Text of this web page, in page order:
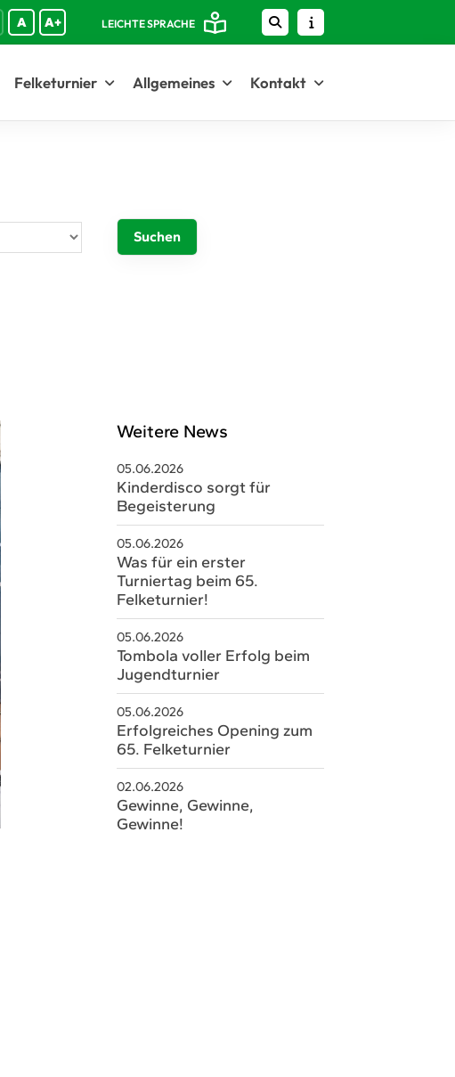
A A+ LEICHTE SPRACHE
Felketurnier Allgemeines Kontakt
Weitere News
05.06.2026
Kinderdisco sorgt für
Begeisterung
05.06.2026
Was für ein erster
Turniertag beim 65.
Felketurnier!
05.06.2026
Tombola voller Erfolg beim
Jugendturnier
05.06.2026
Erfolgreiches Opening zum
65. Felketurnier
02.06.2026
Gewinne, Gewinne,
Gewinne!
Geschäftsstelle
HSV Sobernheim e.V.
Zum Staaren 26
55566 Bad Sobernheim
06751 8579328
geschaeftsstelle@hsvsobernheim.de